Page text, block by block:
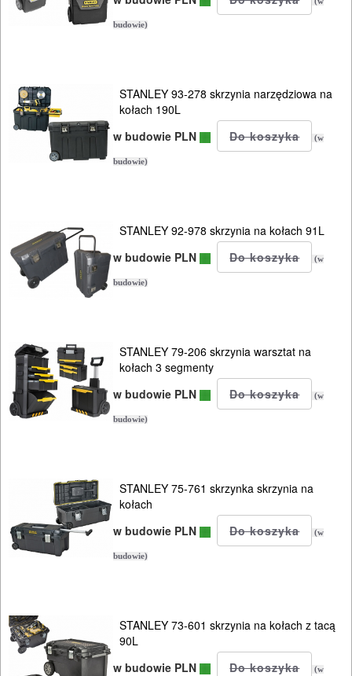
Kamizelki
Wiadra
Kuwety
Kosze
inne
POMIAROWE
NARZĘDZIA
I
ELEKTRY..
GLAZURNICZE
URZĄDZENIA
BUDOWLANE
MASZYNY
OBRÓBKA
DREWNA
budowie)
STANLEY 93-278 skrzynia narzędziowa na
kołach 190L
w budowie PLN
(w
budowie)
STANLEY 92-978 skrzynia na kołach 91L
w budowie PLN
(w
budowie)
STANLEY 79-206 skrzynia warsztat na
kołach 3 segmenty
w budowie PLN
(w
budowie)
STANLEY 75-761 skrzynka skrzynia na
kołach
w budowie PLN
(w
budowie)
STANLEY 73-601 skrzynia na kołach z tacą
90L
w budowie PLN
(w